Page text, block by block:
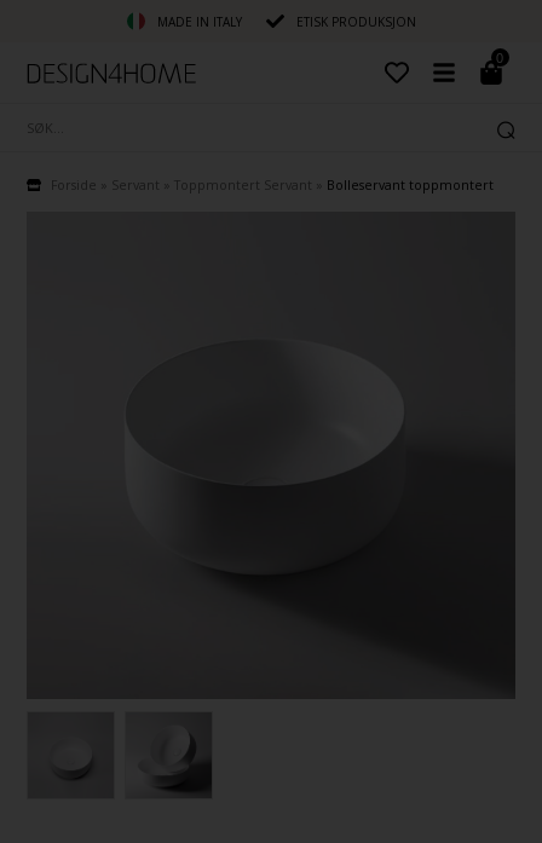
MADE IN ITALY ETISK PRODUKSJON
0
Forside Servant Toppmontert Servant Bolleservant toppmontert